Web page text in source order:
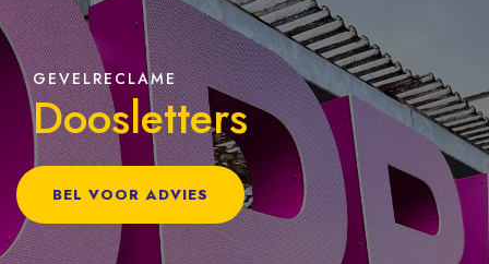
GEVELRECLAME
Doosletters
BEL VOOR ADVIES